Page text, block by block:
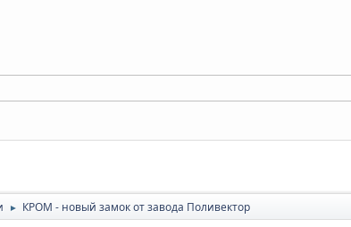
► КРОМ - новый замок от завода Поливектор